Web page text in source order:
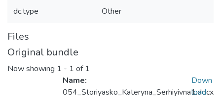
dc.type Other
Files
Original bundle
Now showing 1 - 1 of 1
Name:
054_Storiyasko_Kateryna_Serhiyivna1.docx
Down
load